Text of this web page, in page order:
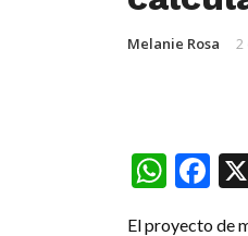
Melanie Rosa 2
El proyecto de